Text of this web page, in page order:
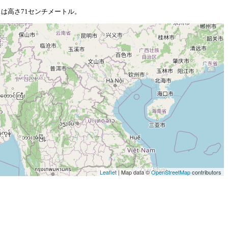
高さ71センチメートル。
Leaflet| Map data ©OpenStreetMapcontributors